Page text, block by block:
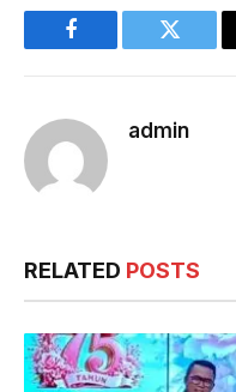
Facebook Twitter
admin
RELATED POSTS